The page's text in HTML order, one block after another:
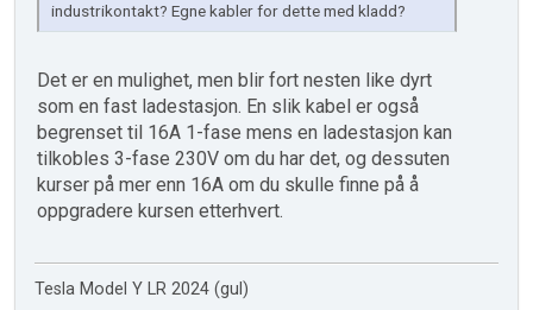
industrikontakt? Egne kabler for dette med kladd?
Det er en mulighet, men blir fort nesten like dyrt
som en fast ladestasjon. En slik kabel er også
begrenset til 16A 1-fase mens en ladestasjon kan
tilkobles 3-fase 230V om du har det, og dessuten
kurser på mer enn 16A om du skulle finne på å
oppgradere kursen etterhvert.
Tesla Model Y LR 2024 (gul)